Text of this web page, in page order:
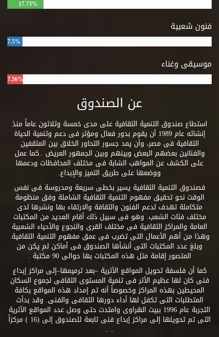
17.73%
فنون شعبية
7.5%
موسيقى وغناء
7.56%
عن الصندوق
استطاع صندوق التنمية الثقافية على مدى خمسة وثلاثون عاماً منذ
إنشائه عام 1989 أن يقوم بدور فعال ومؤثر فى دعم وتنمية الحياة
الثقافية فى مصر، وأن يمد جسور التحاور الخلاق بين المثقفين
والفنانين بعضهم البعض وبينهم وبين الجمهور العريض ..كما عمل
على الكشف عن المواهب الشابة فى مختلف المحافظات ودعمها
ووضعها على طريق التميز والإبداع.
فصندوق التنمية الثقافية يسير بخطى سريعة ومدروسة فى نفس
الوقت نحو تحقيق مفهوم التنمية الثقافية الشاملة وفق منظومة
متكاملة تهدف لدعم الفنون والثقافة والارتقاء بها ونشرها لدى
مختلف فئات الشعب. وهو فى سبيل ذلك أقام العديد من المكتبات
العامة والمراكز الثقافية فى مختلف القرى والنجوع والأحياء الشعبية
وهذا من أهم الأعمال التى تضرب فى عمق مفهوم التنمية الثقافية.
وبلغ عدد المكتبات التى أنشأها الصندوق فى أماكن لم يكن من
المتصور إقامة مثل هذه المكتبات بها حوالى 90 مكتبة .
كما أن فلسفة تحويل المواقع الأثرية –بعد ترميمها–إلى مراكز إبداع
فنى كان لها عظيم الأثر فى تنمية المستوى الثقافى لجموع السكان
المحيطين بهذه المراكز وخصوصاً أنه تم إمداد هذه المواقع بكافة
المتطلبات التى تكفل لها أداء دورها الثقافى والفنى. وقد بدأت
التجربة عام 1996 ببيت الهراوى وامتدت حتى وصل عدد المواقع الأثرية
التى تم تحويلها إلى مراكز إبداع فنى تابعة للصندوق إلى (16 ) مركزاً
.. .